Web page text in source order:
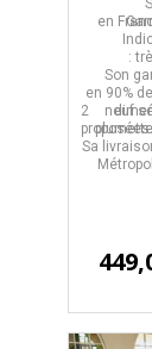
en
:
Son
en 90%
neuf
2
Sa